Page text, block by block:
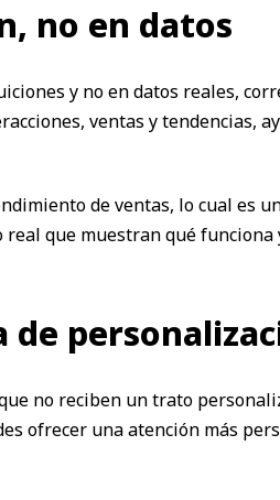
no en datos
y no en datos reales,
ventas y tendencias,
de ventas, lo cual es
que muestran qué funciona
no reciben un trato
ofrecer una atención más